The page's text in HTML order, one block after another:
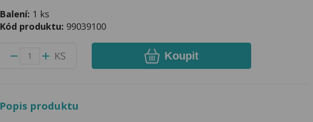
Balení: 1 ks
Kód produktu: 99039100
KS Koupit
Popis produktu